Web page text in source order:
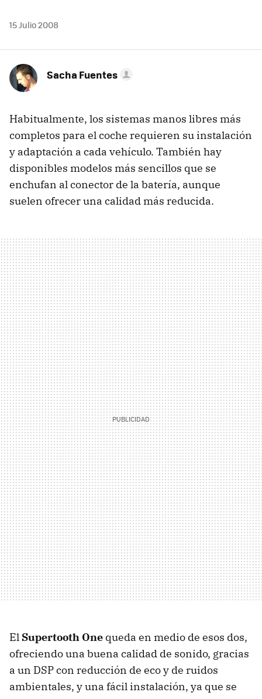
15 Julio 2008
Sacha Fuentes
Habitualmente, los sistemas manos libres más
completos para el coche requieren su instalación
y adaptación a cada vehículo. También hay
disponibles modelos más sencillos que se
enchufan al conector de la batería, aunque
suelen ofrecer una calidad más reducida.
El Supertooth One queda en medio de esos dos,
ofreciendo una buena calidad de sonido, gracias
a un DSP con reducción de eco y de ruidos
ambientales, y una fácil instalación, ya que se